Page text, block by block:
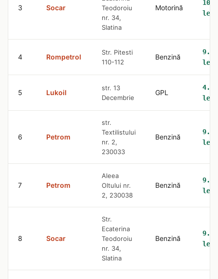
3 Socar
Teodoroiu
nr. 34,
Slatina
Motorină
lei
4 Rompetrol
Str. Pitesti
110-112
Benzină
9.32
lei
5 Lukoil
str. 13
Decembrie
GPL
4.59
lei
6 Petrom
str.
Textilistului
nr. 2,
230033
Benzină
9.36
lei
7 Petrom
Aleea
Oltului nr.
2, 230038
Benzină
9.36
lei
8 Socar
Str.
Ecaterina
Teodoroiu
nr. 34,
Slatina
Benzină
9.36
lei